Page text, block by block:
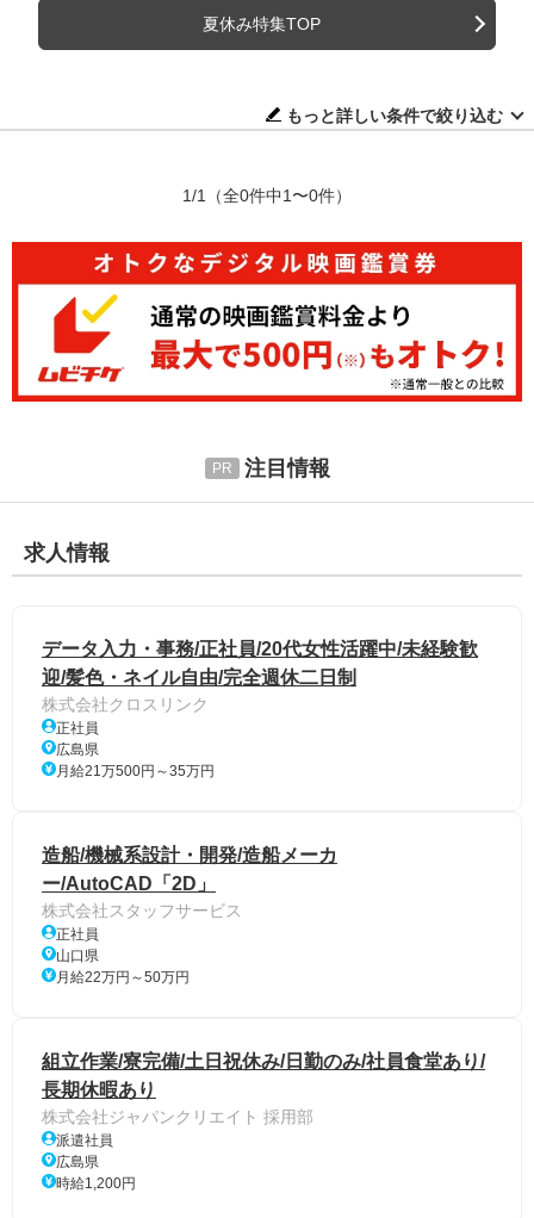
夏休み特集TOP
もっと詳しい条件で絞り込む
1/1 （全0件中1〜0件）
注目情報
求人情報
データ入力・事務/正社員/20代女性活躍中/未経験歓
迎/髪色・ネイル自由/完全週休二日制
株式会社クロスリンク
正社員
広島県
月給21万500円～35万円
造船/機械系設計・開発/造船メーカ
ー/AutoCAD「2D」
株式会社スタッフサービス
正社員
山口県
月給22万円～50万円
組立作業/寮完備/土日祝休み/日勤のみ/社員食堂あり/
長期休暇あり
株式会社ジャパンクリエイト 採用部
派遣社員
広島県
時給1,200円